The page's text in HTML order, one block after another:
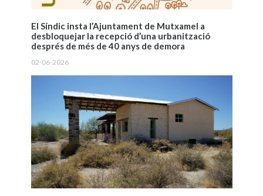
El Síndic insta l’Ajuntament de Mutxamel a
desbloquejar la recepció d’una urbanització
després de més de 40 anys de demora
02-06-2026